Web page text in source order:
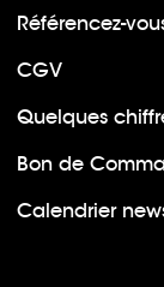
Référencez-
CGV
Quelques
Bon de
Calendrier